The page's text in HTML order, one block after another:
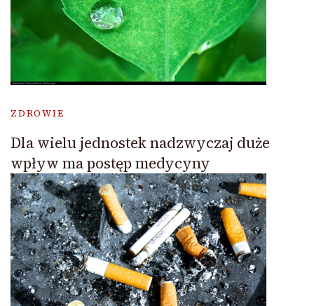
ZDROWIE
Dla wielu jednostek nadzwyczaj duże
wpływ ma postęp medycyny